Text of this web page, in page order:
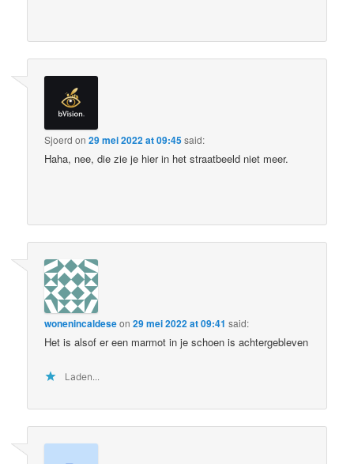
Sjoerd on29 mei 2022 at 09:45said:
Haha, nee, die zie je hier in het straatbeeld niet meer.
wonenincaldeseon29 mei 2022 at 09:41 said:
Het is alsof er een marmot in je schoen is achtergebleven
Laden...